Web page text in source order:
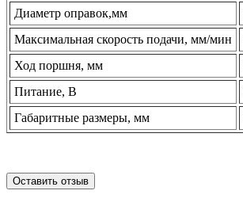
Диаметр оправок,мм
Максимальная скорость подачи, мм/мин
Ход поршня, мм
Питание, В
Габаритные размеры, мм
Оставить отзыв